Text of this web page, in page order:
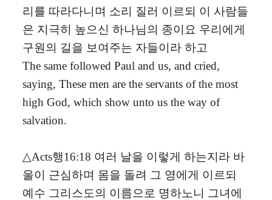
리를 따라다니며 소리 질러 이르되 이 사람들
은 지극히 높으신 하나님의 종이요 우리에게
구원의 길을 보여주는 자들이라 하고
The same followed Paul and us, and cried,
saying, These men are the servants of the most
high God, which show unto us the way of
salvation.
△Acts행16:18 여러 날을 이렇게 하는지라 바
울이 근심하며 몸을 돌려 그 영에게 이르되
예수 그리스도의 이름으로 명하노니 그녀에